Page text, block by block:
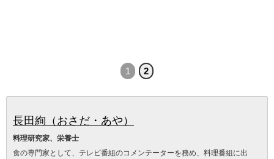
1 2
長田絢（おさだ・あや）
料理研究家、栄養士
食の専門家として、テレビ番組のコメンテーターを務め、料理番組に出